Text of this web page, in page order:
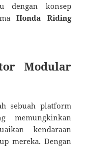
dengan konsep
Honda Riding
Modular
sebuah platform
memungkinkan
kendaraan
mereka. Dengan